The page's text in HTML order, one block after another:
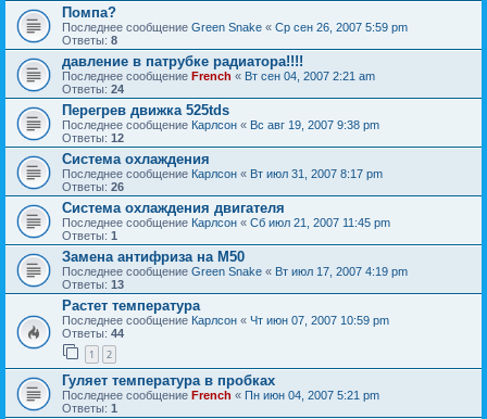
Помпа?
Последнее сообщение Green Snake « Ср сен 26, 2007 5:59 pm
Ответы: 8
давление в патрубке радиатора!!!!
Последнее сообщение French « Вт сен 04, 2007 2:21 am
Ответы: 24
Перегрев движка 525tds
Последнее сообщение Карлсон « Вс авг 19, 2007 9:38 pm
Ответы: 12
Система охлаждения
Последнее сообщение Карлсон « Вт июл 31, 2007 8:17 pm
Ответы: 26
Система охлаждения двигателя
Последнее сообщение Карлсон « Сб июл 21, 2007 11:45 pm
Ответы: 1
Замена антифриза на М50
Последнее сообщение Green Snake « Вт июл 17, 2007 4:19 pm
Ответы: 13
Растет температура
Последнее сообщение Карлсон « Чт июн 07, 2007 10:59 pm
Ответы: 44
1 2
Гуляет температура в пробках
Последнее сообщение French « Пн июн 04, 2007 5:21 pm
Ответы: 1